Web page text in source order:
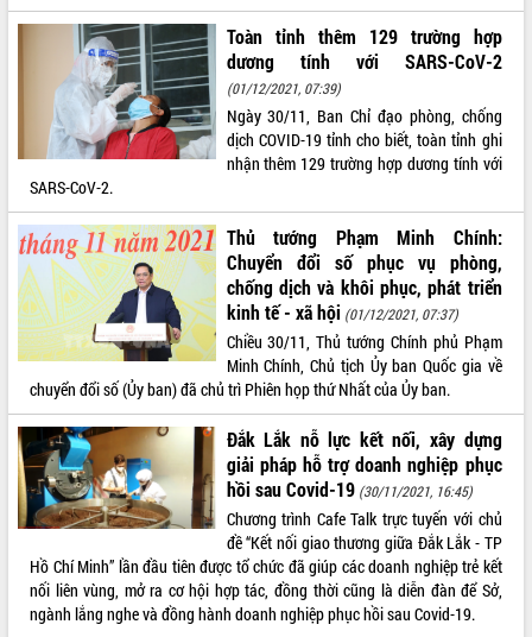
giải phóng mặt bằng Tuyến đường bộ
Đắk Lắk nỗ lực thúc đẩy tăng trưởng
kinh tế từ 10% trở lên trong Quý
II/2026
Đắk Lắk ký kết thỏa thuận hợp tác về
chuyển đổi số giai đoạn 2026 – 2030
với Tập đoàn Bưu chính Viễn thông
Việt Nam
Thứ trưởng Bộ Y tế làm việc với tỉnh
Đắk Lắk về phát triển nhân lực y tế
cho trạm y tế cấp xã
Du lịch Đắk Lắk nâng tầm trải nghiệm
du khách thông qua Hệ thống cơ sở dữ
liệu và Bản đồ số
trong thương mại điện tử năm 2026
Đoàn đại biểu Quốc hội tỉnh Đắk Lắk
trao đổi thông tin trước Kỳ họp thứ
nhất, Quốc hội khóa XVI
Quyết liệt cải cách hành chính, khơi
thông nguồn lực phát triển
Nâng cao hiệu lực, hiệu quả HĐND
tỉnh thông qua hiện đại hóa hành chính
Toàn tỉnh thêm 129 trường hợp
dương tính với SARS-CoV-2
(01/12/2021, 07:39)
Ngày 30/11, Ban Chỉ đạo phòng, chống
dịch COVID-19 tỉnh cho biết, toàn tỉnh ghi
nhận thêm 129 trường hợp dương tính với
SARS-CoV-2.
Thủ tướng Phạm Minh Chính:
Chuyển đổi số phục vụ phòng,
chống dịch và khôi phục, phát triển
kinh tế - xã hội (01/12/2021, 07:37)
Chiều 30/11, Thủ tướng Chính phủ Phạm
Minh Chính, Chủ tịch Ủy ban Quốc gia về
chuyển đổi số (Ủy ban) đã chủ trì Phiên họp thứ Nhất của Ủy ban.
Đắk Lắk nỗ lực kết nối, xây dựng
giải pháp hỗ trợ doanh nghiệp phục
hồi sau Covid-19 (30/11/2021, 16:45)
Chương trình Cafe Talk trực tuyến với chủ
đề “Kết nối giao thương giữa Đắk Lắk - TP
Hồ Chí Minh” lần đầu tiên được tổ chức đã giúp các doanh nghiệp trẻ kết
nối liên vùng, mở ra cơ hội hợp tác, đồng thời cũng là diễn đàn để Sở,
ngành lắng nghe và đồng hành doanh nghiệp phục hồi sau Covid-19.